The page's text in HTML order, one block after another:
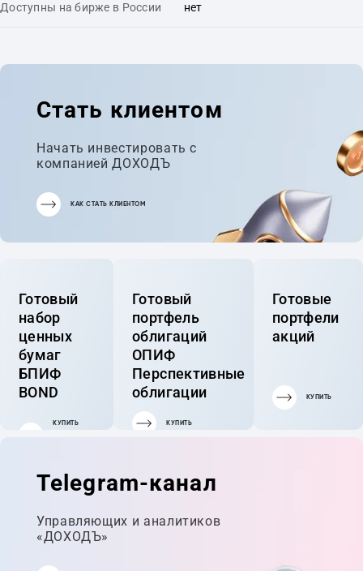
Доступны на бирже в России нет
Стать клиентом
Начать инвестировать с
компанией ДОХОДЪ
КАК СТАТЬ КЛИЕНТОМ
Готовый
набор
ценных
бумаг
БПИФ
BOND
КУПИТЬ
Готовый
портфель
облигаций
ОПИФ
Перспективные
облигации
КУПИТЬ
Готовые
портфели
акций
КУПИТЬ
Telegram-канал
Управляющих и аналитиков
«ДОХОДЪ»